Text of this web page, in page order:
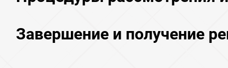
Завершение и получение